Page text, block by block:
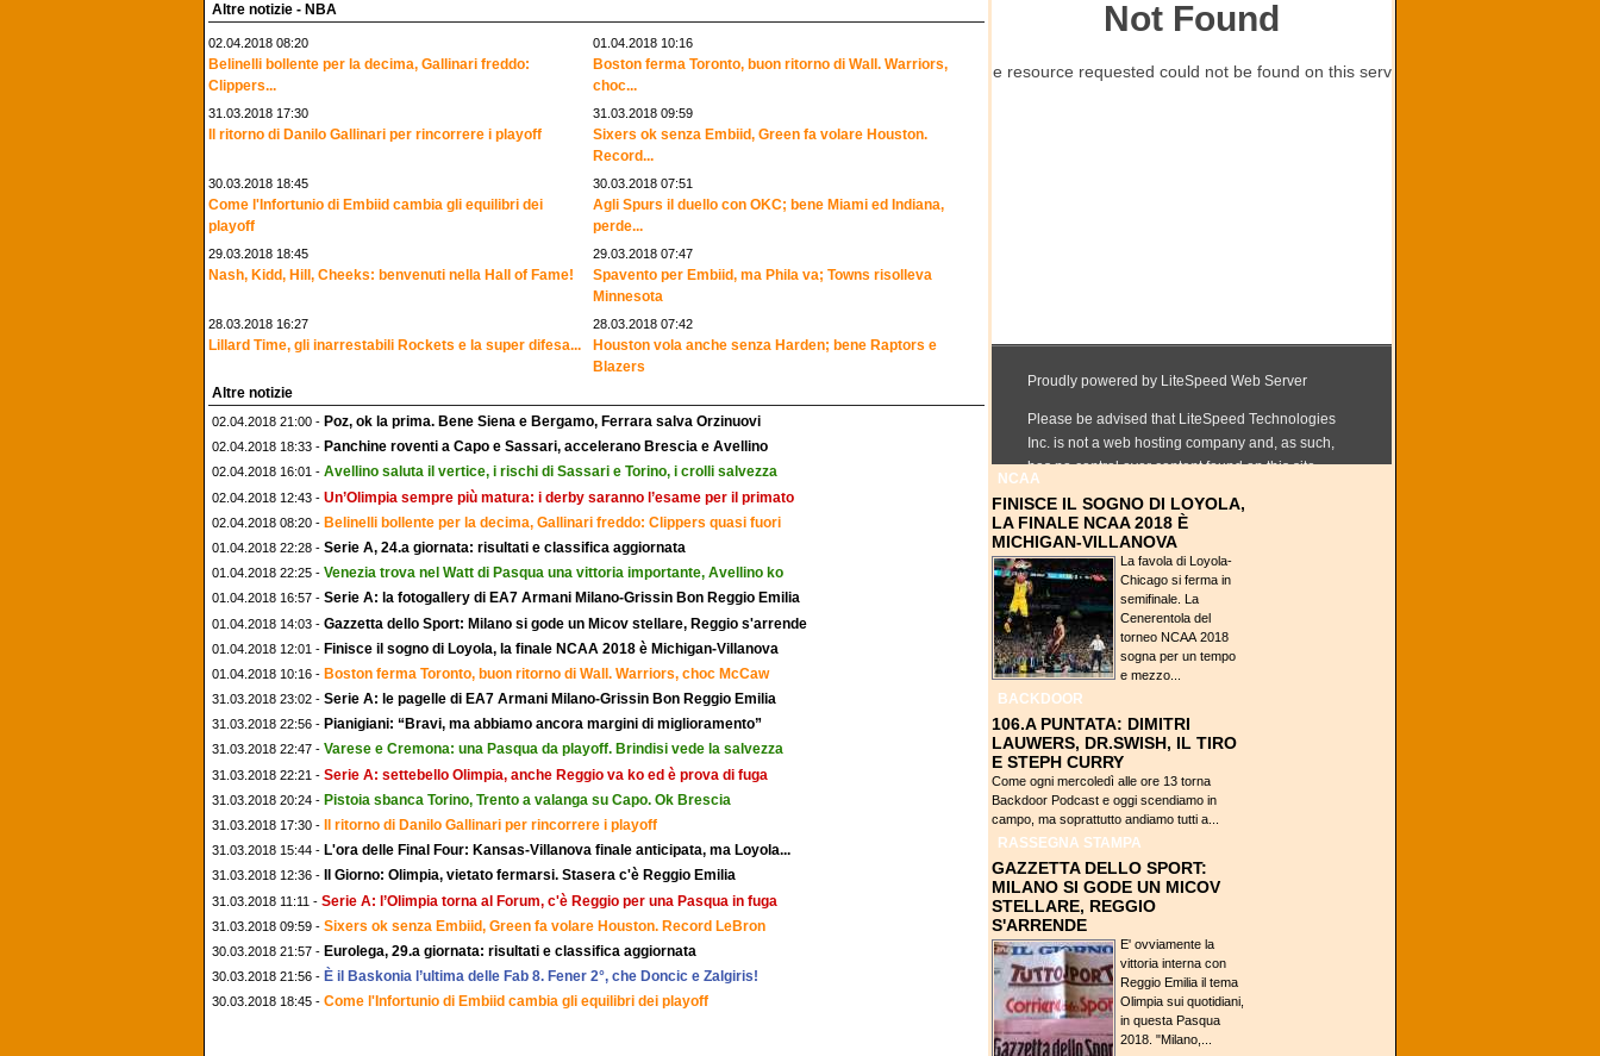
Altre notizie - NBA
02.04.2018 08:20
Belinelli bollente per la decima, Gallinari freddo:
Clippers...
01.04.2018 10:16
Boston ferma Toronto, buon ritorno di Wall. Warriors,
choc...
31.03.2018 17:30
Il ritorno di Danilo Gallinari per rincorrere i playoff
31.03.2018 09:59
Sixers ok senza Embiid, Green fa volare Houston.
Record...
30.03.2018 18:45
Come l'Infortunio di Embiid cambia gli equilibri dei
playoff
30.03.2018 07:51
Agli Spurs il duello con OKC; bene Miami ed Indiana,
perde...
29.03.2018 18:45
Nash, Kidd, Hill, Cheeks: benvenuti nella Hall of Fame!
29.03.2018 07:47
Spavento per Embiid, ma Phila va; Towns risolleva
Minnesota
28.03.2018 16:27
Lillard Time, gli inarrestabili Rockets e la super difesa...
28.03.2018 07:42
Houston vola anche senza Harden; bene Raptors e
Blazers
Altre notizie
02.04.2018 21:00 - Poz, ok la prima. Bene Siena e Bergamo, Ferrara salva Orzinuovi
02.04.2018 18:33 - Panchine roventi a Capo e Sassari, accelerano Brescia e Avellino
02.04.2018 16:01 - Avellino saluta il vertice, i rischi di Sassari e Torino, i crolli salvezza
02.04.2018 12:43 - Un’Olimpia sempre più matura: i derby saranno l’esame per il primato
02.04.2018 08:20 - Belinelli bollente per la decima, Gallinari freddo: Clippers quasi fuori
01.04.2018 22:28 - Serie A, 24.a giornata: risultati e classifica aggiornata
01.04.2018 22:25 - Venezia trova nel Watt di Pasqua una vittoria importante, Avellino ko
01.04.2018 16:57 - Serie A: la fotogallery di EA7 Armani Milano-Grissin Bon Reggio Emilia
01.04.2018 14:03 - Gazzetta dello Sport: Milano si gode un Micov stellare, Reggio s'arrende
01.04.2018 12:01 - Finisce il sogno di Loyola, la finale NCAA 2018 è Michigan-Villanova
01.04.2018 10:16 - Boston ferma Toronto, buon ritorno di Wall. Warriors, choc McCaw
31.03.2018 23:02 - Serie A: le pagelle di EA7 Armani Milano-Grissin Bon Reggio Emilia
31.03.2018 22:56 - Pianigiani: “Bravi, ma abbiamo ancora margini di miglioramento”
31.03.2018 22:47 - Varese e Cremona: una Pasqua da playoff. Brindisi vede la salvezza
31.03.2018 22:21 - Serie A: settebello Olimpia, anche Reggio va ko ed è prova di fuga
31.03.2018 20:24 - Pistoia sbanca Torino, Trento a valanga su Capo. Ok Brescia
31.03.2018 17:30 - Il ritorno di Danilo Gallinari per rincorrere i playoff
31.03.2018 15:44 - L'ora delle Final Four: Kansas-Villanova finale anticipata, ma Loyola...
31.03.2018 12:36 - Il Giorno: Olimpia, vietato fermarsi. Stasera c'è Reggio Emilia
31.03.2018 11:11 - Serie A: l’Olimpia torna al Forum, c'è Reggio per una Pasqua in fuga
31.03.2018 09:59 - Sixers ok senza Embiid, Green fa volare Houston. Record LeBron
30.03.2018 21:57 - Eurolega, 29.a giornata: risultati e classifica aggiornata
30.03.2018 21:56 - È il Baskonia l’ultima delle Fab 8. Fener 2°, che Doncic e Zalgiris!
30.03.2018 18:45 - Come l'Infortunio di Embiid cambia gli equilibri dei playoff
NCAA
FINISCE IL SOGNO DI LOYOLA,
LA FINALE NCAA 2018 È
MICHIGAN-VILLANOVA
La favola di Loyola-
Chicago si ferma in
semifinale. La
Cenerentola del
torneo NCAA 2018
sogna per un tempo
e mezzo...
BACKDOOR
106.A PUNTATA: DIMITRI
LAUWERS, DR.SWISH, IL TIRO
E STEPH CURRY
Come ogni mercoledì alle ore 13 torna
Backdoor Podcast e oggi scendiamo in
campo, ma soprattutto andiamo tutti a...
RASSEGNA STAMPA
GAZZETTA DELLO SPORT:
MILANO SI GODE UN MICOV
STELLARE, REGGIO
S'ARRENDE
E' ovviamente la
vittoria interna con
Reggio Emilia il tema
Olimpia sui quotidiani,
in questa Pasqua
2018. "Milano,...